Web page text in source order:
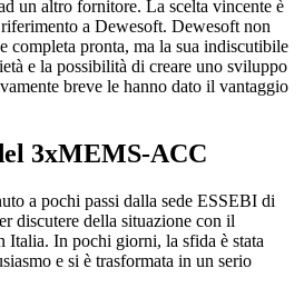
un altro fornitore. La scelta vincente è
a Dewesoft. Dewesoft non
completa pronta, ma la sua indiscutibile
e la possibilità di creare uno sviluppo
breve le hanno dato il vantaggio
3xMEMS-ACC
a pochi passi dalla sede ESSEBI di
discutere della situazione con il
Italia. In pochi giorni, la sfida è stata
e si è trasformata in un serio